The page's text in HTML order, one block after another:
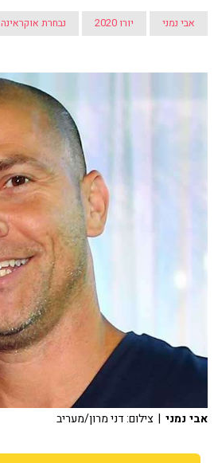
אבי נמני יורו 2020 נבחרת אוקראינה
אבי נמני | צילום: דני מרון/מעריב